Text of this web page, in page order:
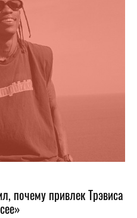
почему привлек Трэвиса